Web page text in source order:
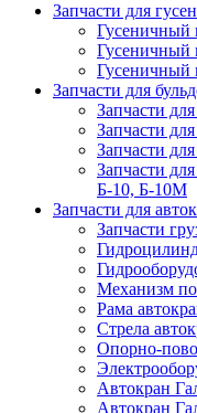
Запчасти для
Гусеничный
Гусеничный
Запчасти для
Запчасти
Запчасти
Запчасти
Запчасти
Б-10, Б-10М
Запчасти для
Запчасти
Механизм
Рама
Стрела
Опорно-
Автокран
Автокран